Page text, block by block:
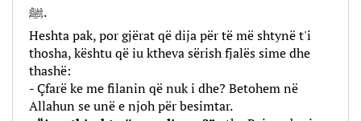
ﷺ.
Heshta pak, por gjërat që dija për të më shtynë t'i
thosha, kështu që iu ktheva sërish fjalës sime dhe
thashë:
- Çfarë ke me filanin që nuk i dhe? Betohem në
Allahun se unë e njoh për besimtar.